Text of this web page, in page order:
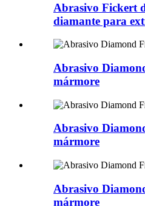
Abrasivo Fickert
diamante para
Abrasivo
mármore
Abrasivo
mármore
Abrasivo
mármore